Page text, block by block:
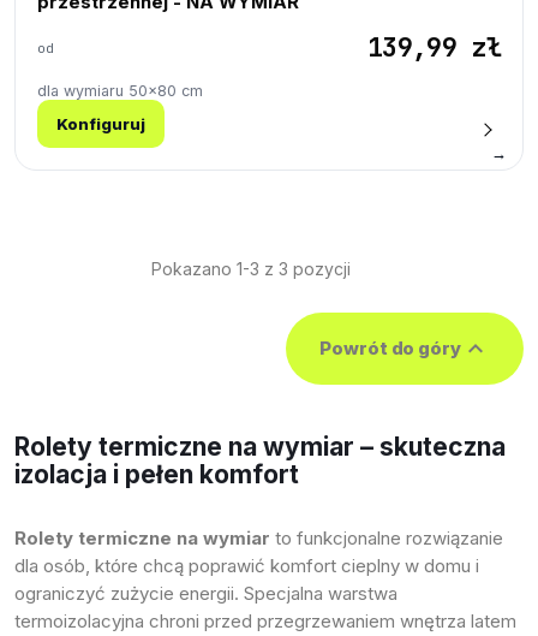
od 139,99 zł
dla wymiaru 50×80 cm
Konfiguruj
→
Pokazano 1-3 z 3 pozycji
Powrót do góry 
Rolety termiczne na wymiar – skuteczna
izolacja i pełen komfort
Rolety termiczne na wymiar to funkcjonalne rozwiązanie
dla osób, które chcą poprawić komfort cieplny w domu i
ograniczyć zużycie energii. Specjalna warstwa
termoizolacyjna chroni przed przegrzewaniem wnętrza latem